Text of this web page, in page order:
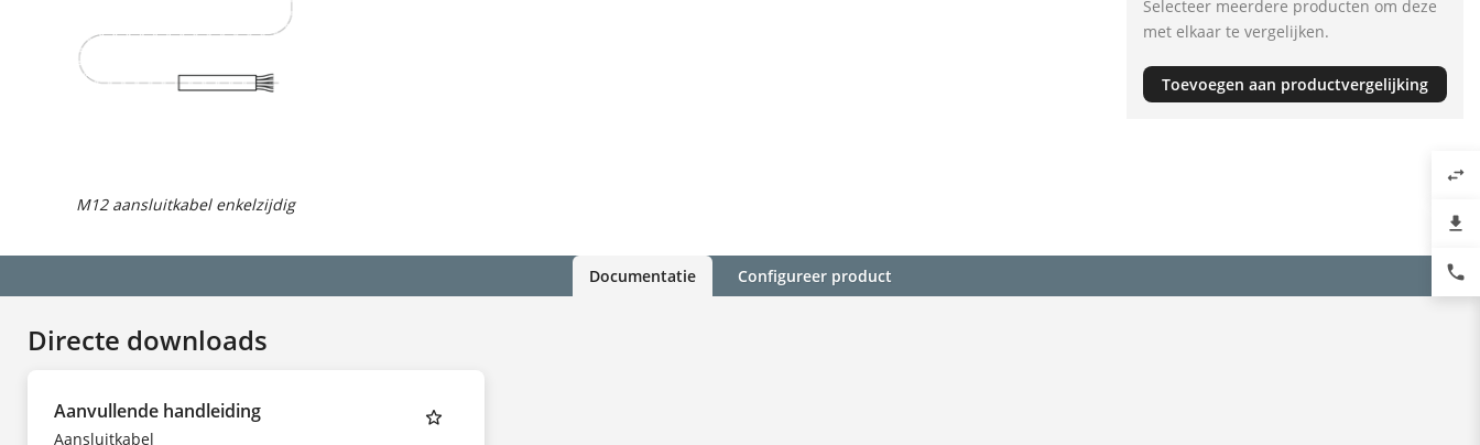
M12 aansluitkabel enkelzijdig
Selecteer meerdere producten om deze
met elkaar te vergelijken.
Toevoegen aan productvergelijking
Documentatie Configureer product
Directe downloads
Aanvullende handleiding
Aansluitkabel
swap_horiz
file_download
phone